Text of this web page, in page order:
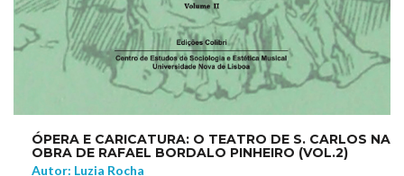
ÓPERA E CARICATURA: O TEATRO DE S. CARLOS NA
OBRA DE RAFAEL BORDALO PINHEIRO (VOL.2)
Autor: Luzia Rocha